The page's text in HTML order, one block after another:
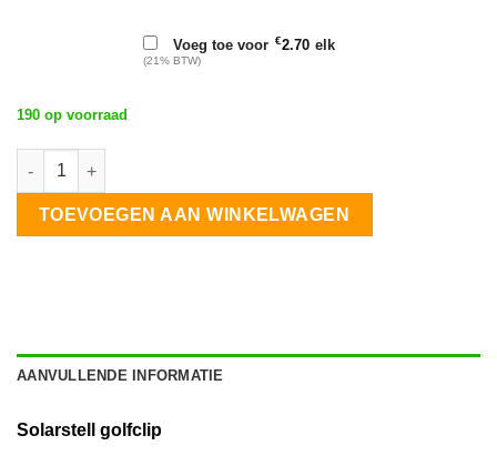
Voeg toe voor €2.70 elk
(21% BTW)
190 op voorraad
Solarstell Golfplaten Golfclip landscape 1 kolom 8 panelen
TOEVOEGEN AAN WINKELWAGEN
AANVULLENDE INFORMATIE
Solarstell golfclip